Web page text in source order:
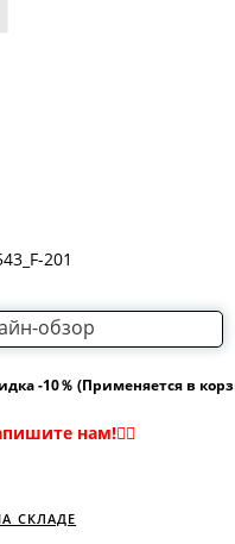
201
обзор
-10％ (Применяется в
СКЛАДЕ